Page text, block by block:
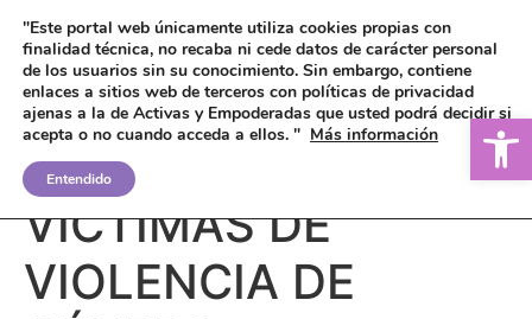
DERECHOS DE LAS
VÍCTIMAS DE
VIOLENCIA DE
"Este portal web únicamente utiliza cookies propias con
finalidad técnica, no recaba ni cede datos de carácter personal
de los usuarios sin su conocimiento. Sin embargo, contiene
enlaces a sitios web de terceros con políticas de privacidad
ajenas a la de Activas y Empoderadas que usted podrá decidir si
acepta o no cuando acceda a ellos. " Más información
Entendido